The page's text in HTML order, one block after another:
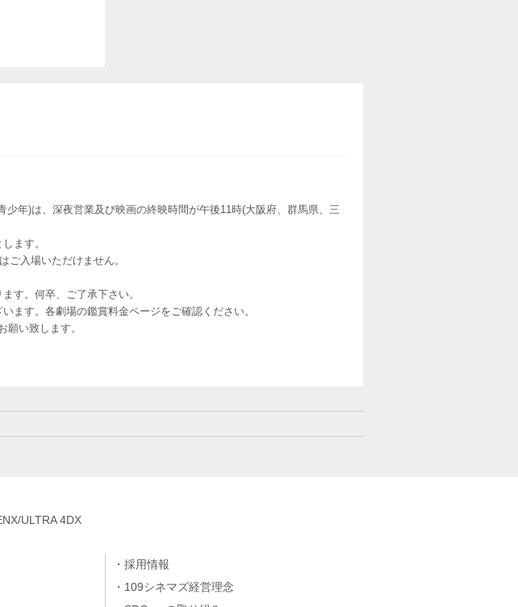
年)は、深夜営業及び映画の終映時間が午後11時(大阪府、群馬県、三
ます。
ご入場いただけません。
す。何卒、ご了承下さい。
ます。各劇場の鑑賞料金ページをご確認ください。
い致します。
ULTRA 4DX
採用情報
109シネマズ経営理念